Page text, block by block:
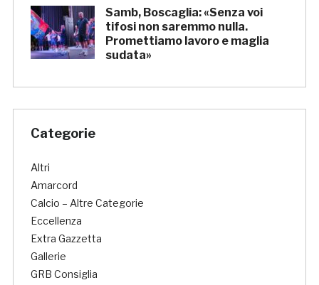
Samb, Boscaglia: «Senza voi
tifosi non saremmo nulla.
Promettiamo lavoro e maglia
sudata»
Categorie
Altri
Amarcord
Calcio – Altre Categorie
Eccellenza
Extra Gazzetta
Gallerie
GRB Consiglia